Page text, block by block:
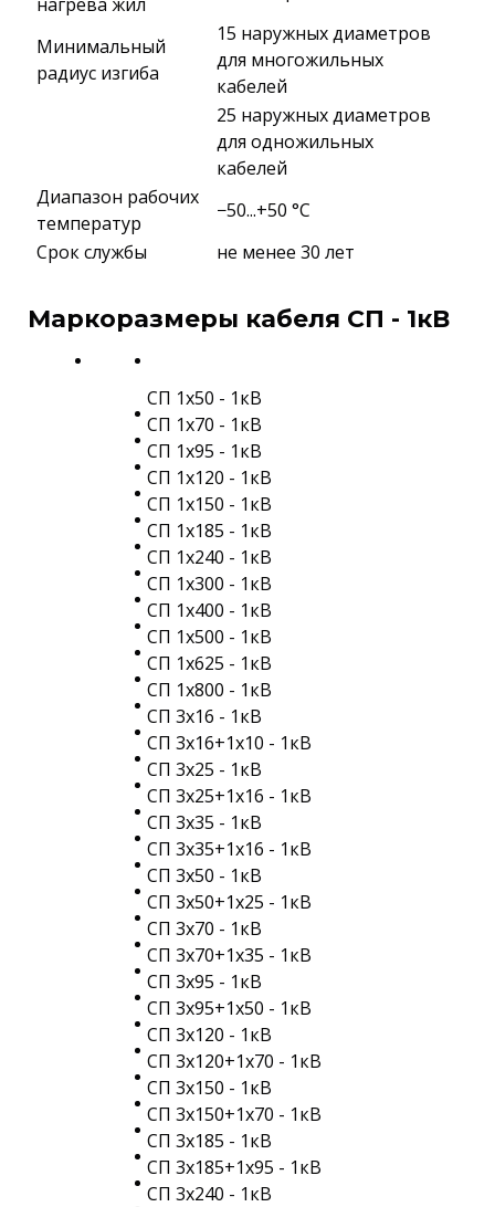
Минимальный
радиус изгиба
15 наружных диаметров
для многожильных
кабелей
25 наружных диаметров
для одножильных
кабелей
Диапазон рабочих
температур
−50...+50 °C
Срок службы
не менее 30 лет
Маркоразмеры кабеля СП - 1кВ
СП 1х50 - 1кВ
СП 1х70 - 1кВ
СП 1х95 - 1кВ
СП 1х120 - 1кВ
СП 1х150 - 1кВ
СП 1х185 - 1кВ
СП 1х240 - 1кВ
СП 1х300 - 1кВ
СП 1х400 - 1кВ
СП 1х500 - 1кВ
СП 1х625 - 1кВ
СП 1х800 - 1кВ
СП 3х16 - 1кВ
СП 3х16+1х10 - 1кВ
СП 3х25 - 1кВ
СП 3х25+1х16 - 1кВ
СП 3х35 - 1кВ
СП 3х35+1х16 - 1кВ
СП 3х50 - 1кВ
СП 3х50+1х25 - 1кВ
СП 3х70 - 1кВ
СП 3х70+1х35 - 1кВ
СП 3х95 - 1кВ
СП 3х95+1х50 - 1кВ
СП 3х120 - 1кВ
СП 3х120+1х70 - 1кВ
СП 3х150 - 1кВ
СП 3х150+1х70 - 1кВ
СП 3х185 - 1кВ
СП 3х185+1х95 - 1кВ
СП 3х240 - 1кВ